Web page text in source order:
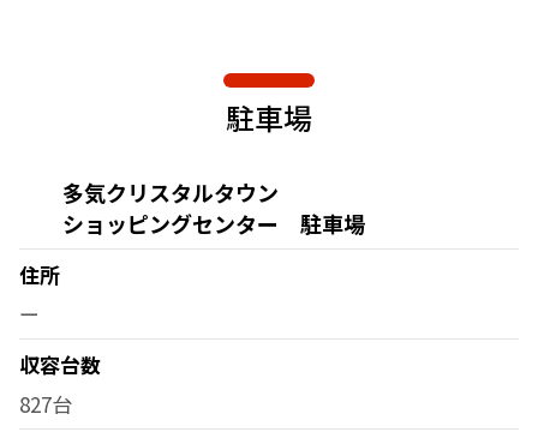
駐車場
多気クリスタルタウン
ショッピングセンター 駐車場
住所
ー
収容台数
827台